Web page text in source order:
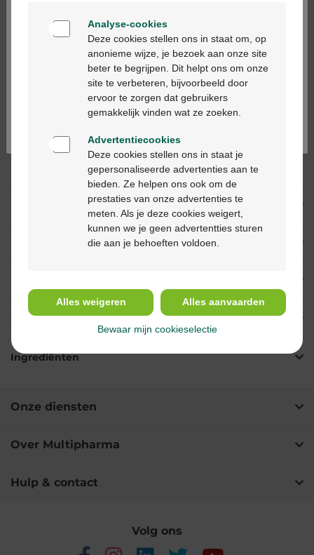
Op werkdagen vóór 12u besteld, volgende
werkdag geleverd
levering in je Multipharma apotheek
levering thuis vanaf €55
Klantendienst
via chat of
Productbeschrijving
Eigenschappen
Gebruik
Ingrediënten
Onze diensten
Over Multipharma
Hulp & contact
Volg ons
Bienvenue
Ga verder in het nederlands
Continuez en français
Analyse-cookies
Deze cookies stellen ons in staat om, op
anonieme wijze, je bezoek aan onze site
beter te begrijpen. Dit helpt ons om onze
site te verbeteren, bijvoorbeeld door
ervoor te zorgen dat gebruikers
gemakkelijk vinden wat ze zoeken.
Advertentiecookies
Deze cookies stellen ons in staat je
gepersonaliseerde advertenties aan te
bieden. Ze helpen ons ook om de
prestaties van onze advertenties te
meten. Als je deze cookies weigert,
kunnen we je geen advertentties sturen
die aan je behoeften voldoen.
Alles weigeren Alles aanvaarden
Bewaar mijn cookieselectie